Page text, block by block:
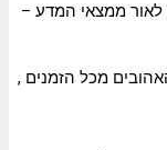
לאור ממצאי המדע –
מכל הזמנים ,